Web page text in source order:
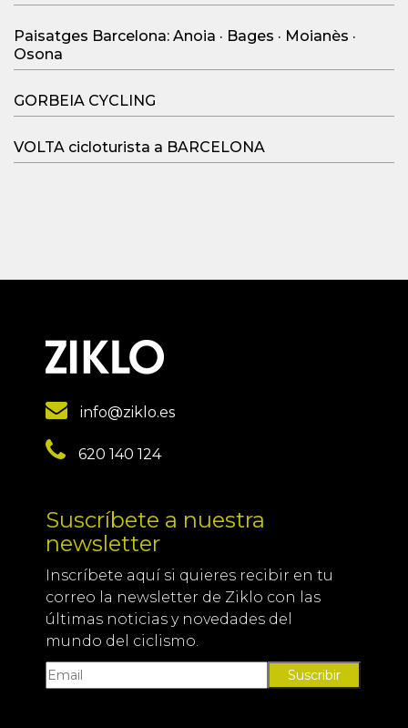
Paisatges Barcelona: Anoia · Bages · Moianès ·
Osona
GORBEIA CYCLING
VOLTA cicloturista a BARCELONA
info@ziklo.es
620 140 124
Suscríbete a nuestra
newsletter
Inscríbete aquí si quieres recibir en tu
correo la newsletter de Ziklo con las
últimas noticias y novedades del
mundo del ciclismo.
Suscribir